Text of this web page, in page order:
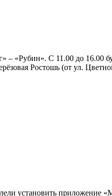
– «Рубин». С 11.00 до 16.00
Ростошь (от ул.
установить приложение